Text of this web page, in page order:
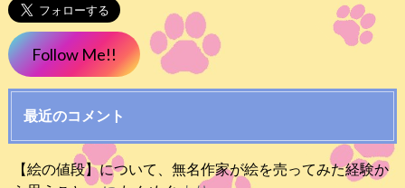
Follow Me!!
最近のコメント
【絵の値段】について、無名作家が絵を売ってみた経験か